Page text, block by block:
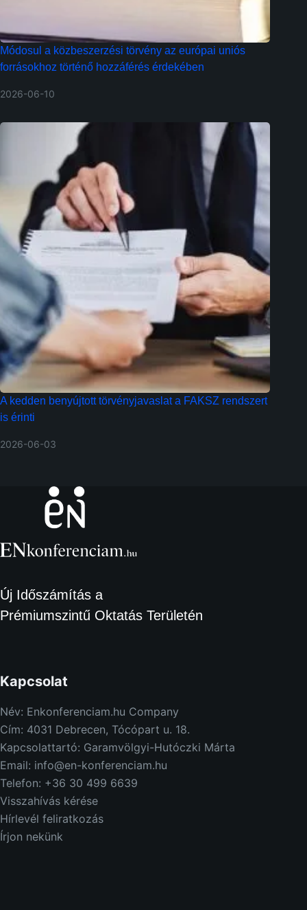
Módosul a közbeszerzési törvény az európai uniós
forrásokhoz történő hozzáférés érdekében
2026-06-10
A kedden benyújtott törvényjavaslat a FAKSZ rendszert
is érinti
2026-06-03
Új Időszámítás a
Prémiumszintű Oktatás Területén
Kapcsolat
Név: Enkonferenciam.hu Company
Cím: 4031 Debrecen, Tócópart u. 18.
Kapcsolattartó: Garamvölgyi-Hutóczki Márta
Email: info@en-konferenciam.hu
Telefon: +36 30 499 6639
Visszahívás kérése
Hírlevél feliratkozás
Írjon nekünk